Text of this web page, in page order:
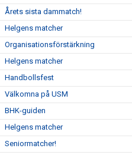
Årets sista dammatch!
Helgens matcher
Organisationsförstärkning
Helgens matcher
Handbollsfest
Välkomna på USM
BHK-guiden
Helgens matcher
Seniormatcher!